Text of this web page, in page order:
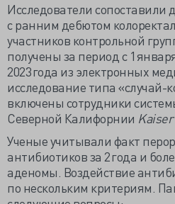
Исследователи сопоставили
с ранним дебютом
участников контрольной
получены за период с 1
2023 года из электронных
исследование типа «случай-
включены сотрудники
Северной Калифорнии
Ученые учитывали факт
антибиотиков за 2 года и
аденомы. Воздействие
по нескольким критериям.